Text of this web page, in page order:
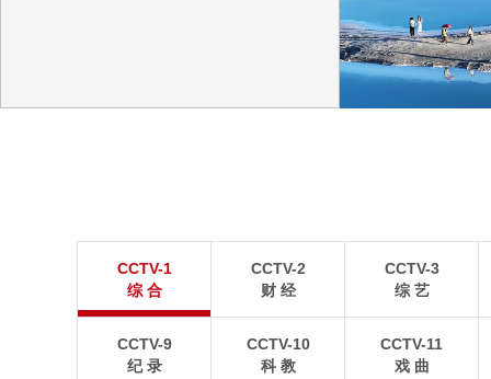
杭台高铁温玉段
8月7日，贵州省毕节市大方县奢香古镇梯田音乐会在
宛如“大地指纹”般的环形梯田上演。
青海海西蒙古族藏族
CCTV-1
综 合
CCTV-2
财 经
CCTV-3
综 艺
CCTV-9
纪 录
CCTV-10
科 教
CCTV-11
戏 曲